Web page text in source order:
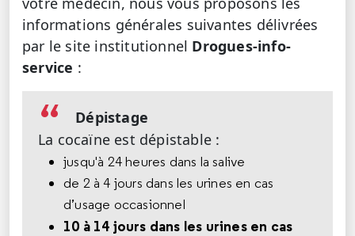
informations générales suivantes délivrées
par le site institutionnel Drogues-info-
service :
Dépistage
La cocaïne est dépistable :
jusqu'à 24 heures dans la salive
de 2 à 4 jours dans les urines en cas
d’usage occasionnel
10 à 14 jours dans les urines en cas